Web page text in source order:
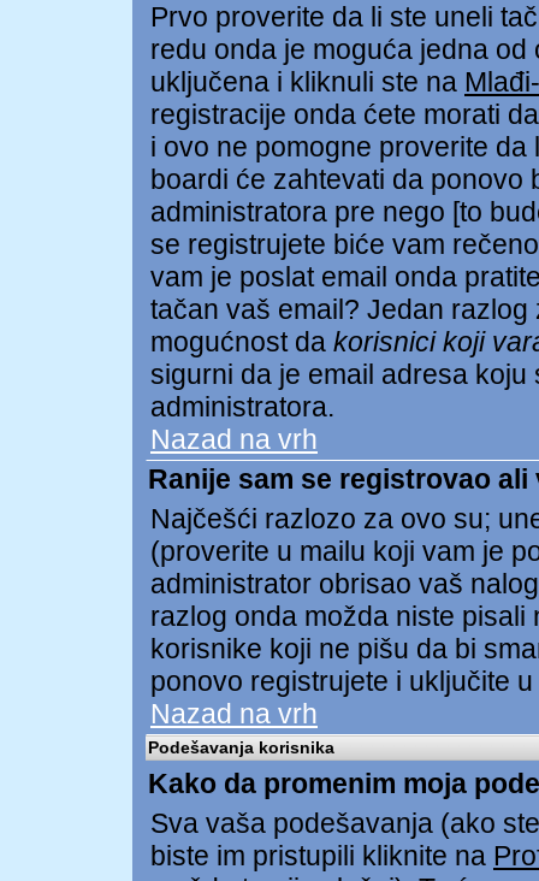
Prvo proverite da li ste uneli
redu onda je moguća jedna
uključena i kliknuli ste na
registracije onda ćete morati
i ovo ne pomogne proverite
boardi će zahtevati da ponovo
administratora pre nego [to
se registrujete biće vam
vam je poslat email onda
tačan vaš email? Jedan
mogućnost da korisnici koji
sigurni da je email adresa
administratora.
Nazad na vrh
Ranije sam se registrovao
Najčešći razlozo za ovo su;
(proverite u mailu koji vam je
administrator obrisao vaš
razlog onda možda niste
korisnike koji ne pišu da bi
ponovo registrujete i uključite
Nazad na vrh
Podešavanja korisnika
Kako da promenim moja
Sva vaša podešavanja (ako
biste im pristupili kliknite na